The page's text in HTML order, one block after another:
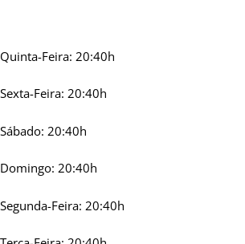
Feira: 20:40h
Feira: 20:40h
20:40h
20:40h
Feira: 20:40h